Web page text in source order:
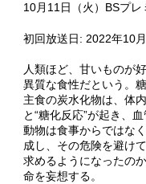
10月11日（火）BSプ
初回放送日: 2022年10
人類ほど、甘いものが
異質な食性だという。
主食の炭水化物は、体
と“糖化反応”が起き、
動物は食事からではな
成し、その危険を避け
求めるようになったの
命を妄想する。